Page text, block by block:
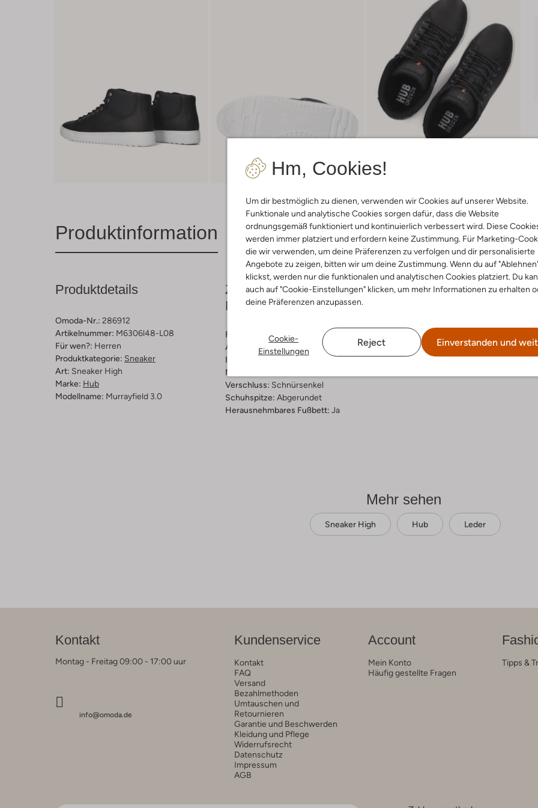
Hm, Cookies!
Um dir bestmöglich zu dienen, verwenden wir Cookies auf unserer Website.
Funktionale und analytische Cookies sorgen dafür, dass die Website
ordnungsgemäß funktioniert und kontinuierlich verbessert wird. Diese
werden immer platziert und erfordern keine Zustimmung. Für Marketing-
die wir verwenden, um deine Präferenzen zu verfolgen und dir personalisierte
Angebote zu zeigen, bitten wir um deine Zustimmung. Wenn du auf
klickst, werden nur die funktionalen und analytischen Cookies platziert. Du
auch auf "Cookie-Einstellungen" klicken, um mehr Informationen zu erhalten
deine Präferenzen anzupassen.
Cookie-
Einstellungen
Reject Einverstanden und
Produktinformation Lieferung & Rückgabe
Produktdetails
Omoda-Nr.: 286912
Artikelnummer: M6306l48-L08
Für wen?: Herren
Produktkategorie: Sneaker
Art: Sneaker High
Marke: Hub
Modellname: Murrayfield 3.0
Zusammensetzung &
Passform
Farbe :
Schwarz
Außenmaterial:Leder
Innenmaterial:
Material Sohle:
Verschluss: Schnürsenkel
Schuhspitze: Abgerundet
Herausnehmbares Fußbett: Ja
Mehr sehen
Sneaker High Hub Leder
Kontakt
Montag - Freitag 09:00 - 17:00 uur
info@omoda.de
Kundenservice
Kontakt
FAQ
Versand
Bezahlmethoden
Umtauschen und
Retournieren
Garantie und Beschwerden
Kleidung und Pflege
Widerrufsrecht
Datenschutz
Impressum
AGB
Account
Mein Konto
Häufig gestellte Fragen
Tipps &